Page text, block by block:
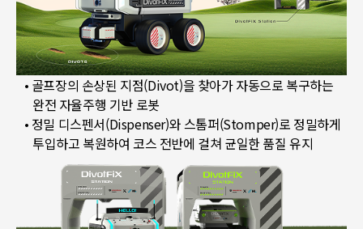
• 골프장의 손상된 지점(Divot)을 찾아가 자동으로 복구하는
완전 자율주행 기반 로봇
• 정밀 디스펜서(Dispenser)와 스톰퍼(Stomper)로 정밀하게
투입하고 복원하여 코스 전반에 걸쳐 균일한 품질 유지